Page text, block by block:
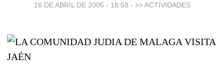
16 DE ABRIL DE 2005 - 18:58 - >> ACTIVIDADES